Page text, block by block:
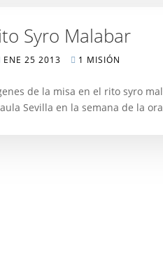
Syro Malabar
ENE 25 2013 1 MISIÓN
de la misa en el rito syro
Sevilla en la semana de la